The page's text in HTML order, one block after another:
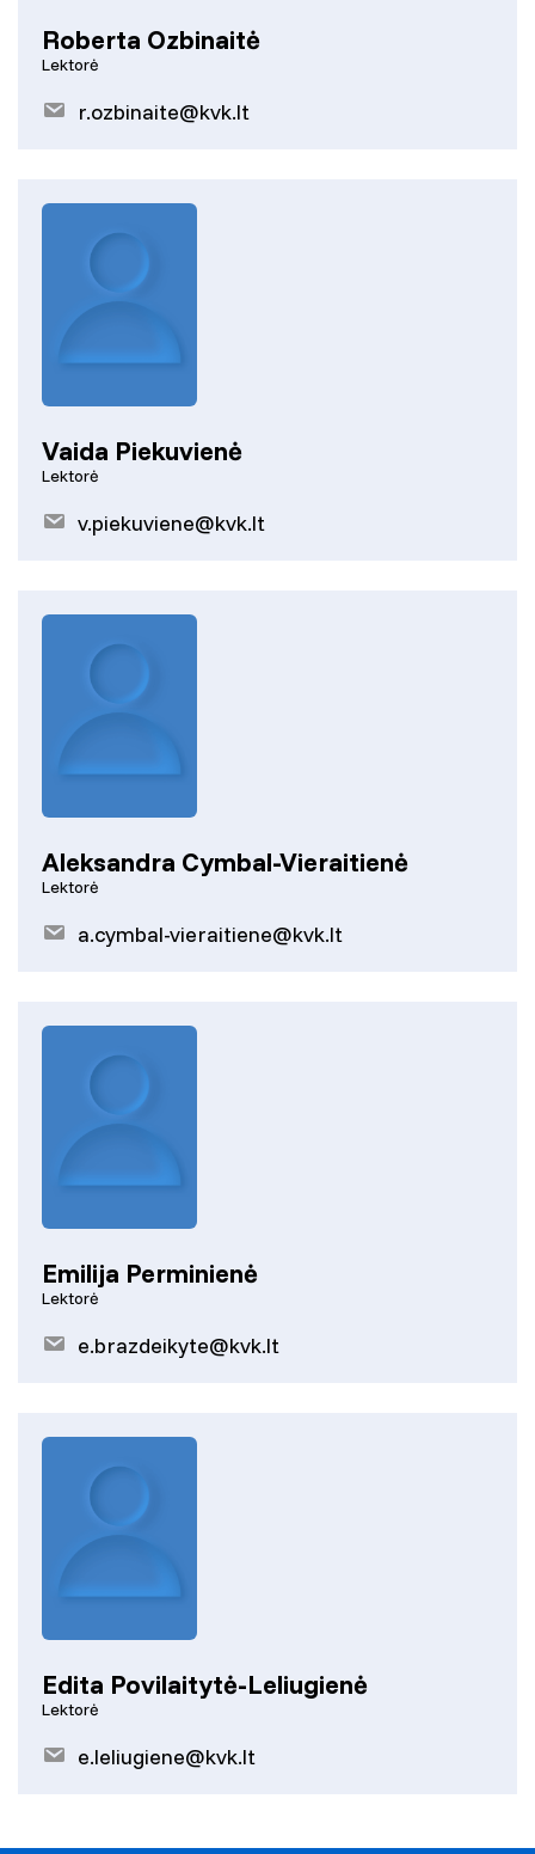
Roberta Ozbinaitė
Lektorė
r.ozbinaite@kvk.lt
Vaida Piekuvienė
Lektorė
v.piekuviene@kvk.lt
Aleksandra Cymbal-Vieraitienė
Lektorė
a.cymbal-vieraitiene@kvk.lt
Emilija Perminienė
Lektorė
e.brazdeikyte@kvk.lt
Edita Povilaitytė-Leliugienė
Lektorė
e.leliugiene@kvk.lt